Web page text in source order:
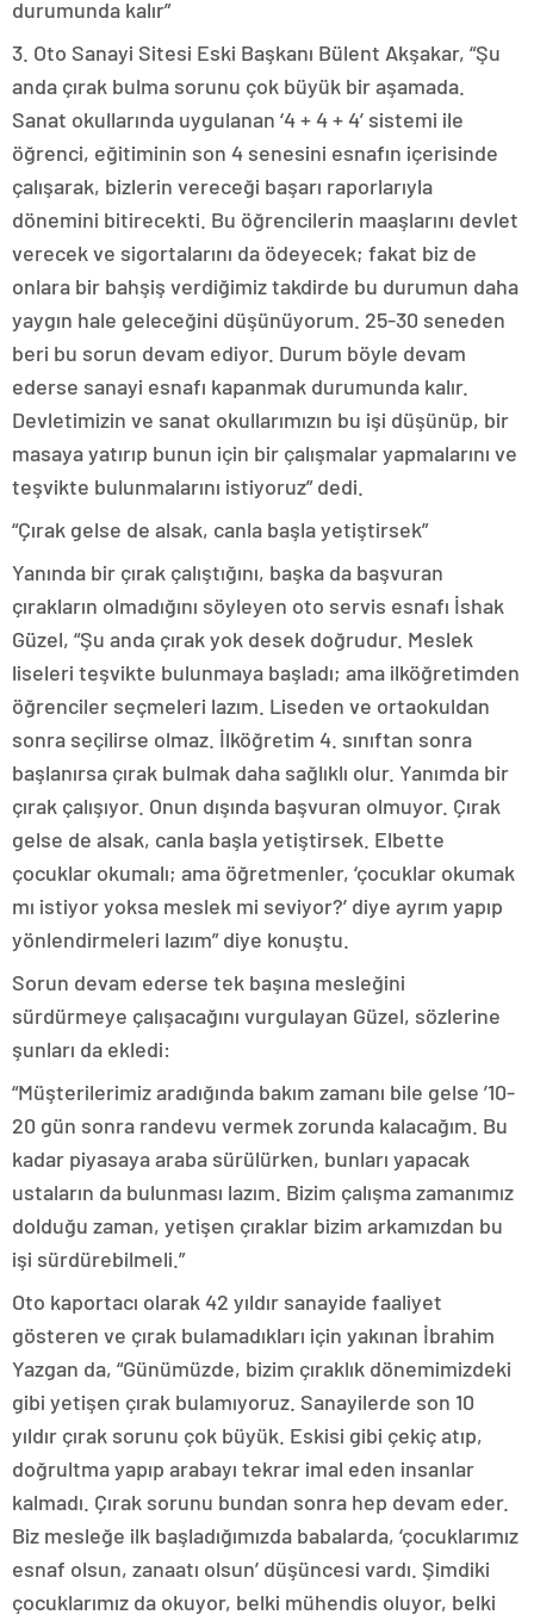
durumunda kalır”
3. Oto Sanayi Sitesi Eski Başkanı Bülent Akşakar, “Şu
anda çırak bulma sorunu çok büyük bir aşamada.
Sanat okullarında uygulanan ‘4 + 4 + 4’ sistemi ile
öğrenci, eğitiminin son 4 senesini esnafın içerisinde
çalışarak, bizlerin vereceği başarı raporlarıyla
dönemini bitirecekti. Bu öğrencilerin maaşlarını devlet
verecek ve sigortalarını da ödeyecek; fakat biz de
onlara bir bahşiş verdiğimiz takdirde bu durumun daha
yaygın hale geleceğini düşünüyorum. 25-30 seneden
beri bu sorun devam ediyor. Durum böyle devam
ederse sanayi esnafı kapanmak durumunda kalır.
Devletimizin ve sanat okullarımızın bu işi düşünüp, bir
masaya yatırıp bunun için bir çalışmalar yapmalarını ve
teşvikte bulunmalarını istiyoruz” dedi.
“Çırak gelse de alsak, canla başla yetiştirsek”
Yanında bir çırak çalıştığını, başka da başvuran
çırakların olmadığını söyleyen oto servis esnafı İshak
Güzel, “Şu anda çırak yok desek doğrudur. Meslek
liseleri teşvikte bulunmaya başladı; ama ilköğretimden
öğrenciler seçmeleri lazım. Liseden ve ortaokuldan
sonra seçilirse olmaz. İlköğretim 4. sınıftan sonra
başlanırsa çırak bulmak daha sağlıklı olur. Yanımda bir
çırak çalışıyor. Onun dışında başvuran olmuyor. Çırak
gelse de alsak, canla başla yetiştirsek. Elbette
çocuklar okumalı; ama öğretmenler, ‘çocuklar okumak
mı istiyor yoksa meslek mi seviyor?’ diye ayrım yapıp
yönlendirmeleri lazım” diye konuştu.
Sorun devam ederse tek başına mesleğini
sürdürmeye çalışacağını vurgulayan Güzel, sözlerine
şunları da ekledi:
“Müşterilerimiz aradığında bakım zamanı bile gelse ’10-
20 gün sonra randevu vermek zorunda kalacağım. Bu
kadar piyasaya araba sürülürken, bunları yapacak
ustaların da bulunması lazım. Bizim çalışma zamanımız
dolduğu zaman, yetişen çıraklar bizim arkamızdan bu
işi sürdürebilmeli.”
Oto kaportacı olarak 42 yıldır sanayide faaliyet
gösteren ve çırak bulamadıkları için yakınan İbrahim
Yazgan da, “Günümüzde, bizim çıraklık dönemimizdeki
gibi yetişen çırak bulamıyoruz. Sanayilerde son 10
yıldır çırak sorunu çok büyük. Eskisi gibi çekiç atıp,
doğrultma yapıp arabayı tekrar imal eden insanlar
kalmadı. Çırak sorunu bundan sonra hep devam eder.
Biz mesleğe ilk başladığımızda babalarda, ‘çocuklarımız
esnaf olsun, zanaatı olsun’ düşüncesi vardı. Şimdiki
çocuklarımız da okuyor, belki mühendis oluyor, belki